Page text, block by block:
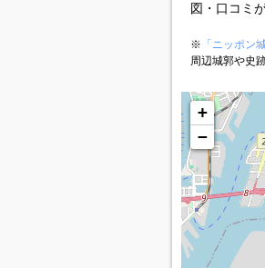
図・口コミ
※ 「ニッポン
周辺城郭や史
+
−